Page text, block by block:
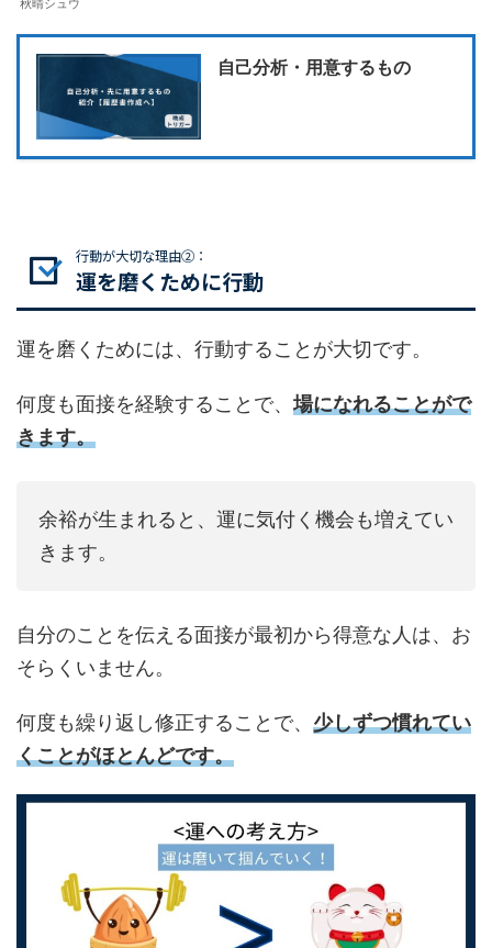
自己分析・用意するもの
行動が大切な理由②：
運を磨くために行動
運を磨くためには、行動することが大切です。
何度も面接を経験することで、場になれることがで
きます。
余裕が生まれると、運に気付く機会も増えてい
きます。
自分のことを伝える面接が最初から得意な人は、お
そらくいません。
何度も繰り返し修正することで、 少しずつ慣れてい
くことがほとんどです。